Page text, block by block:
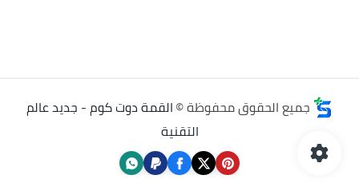
جميع الحقوق محفوظة ©القمة دوت كوم - جديد عالم
التقنية